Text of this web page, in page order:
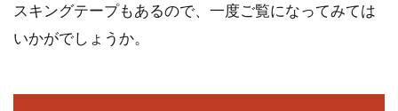
スキングテープもあるので、一度ご覧になってみては
いかがでしょうか。